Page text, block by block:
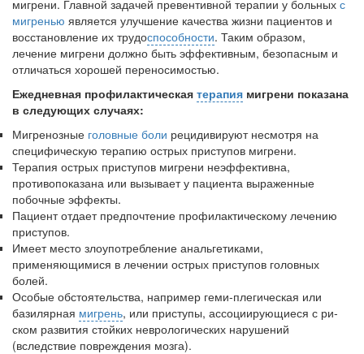
заявила об этом на
встрече с журналистами ведущих...
Местная анестезия развивает кардиотоксичность
надзору в сфере
тревожную статистику. Она
касаются увеличения риска
острой кардиотоксичности и
роста сопутствующих
осложнений от...
Закон о праве родителей находиться с детьми в
реанимации внесен в Госдуму
законопроект внесен в
палату на
рассмотрение. Суть его
мигрени. Главной задачей превентивной терапии у боль­ных с
мигренью является улучшение качества жизни пациентов и
восстановление их трудо­способности. Таким образом,
лечение мигрени должно быть эффективным, безопасным и
от­личаться хорошей переносимостью.
Ежедневная профилактическая терапия ми­грени показана
в следующих случаях:
Мигренозные головные боли рецидиви­руют несмотря на
специфическую тера­пию острых приступов мигрени.
Терапия острых приступов мигрени не­эффективна,
противопоказана или вы­зывает у пациента выраженные
побоч­ные эффекты.
Пациент отдает предпочтение профилак­тическому лечению
приступов.
Имеет место злоупотребление анальге­тиками,
применяющимися в лечении острых приступов головных
болей.
Особые обстоятельства, например геми-плегическая или
базилярная мигрень, или приступы, ассоциирующиеся с ри­
ском развития стойких неврологиче­ских нарушений
(вследствие поврежде­ния мозга).